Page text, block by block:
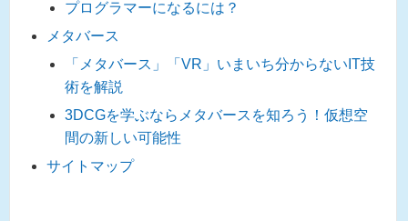
プログラマーになるには？
メタバース
「メタバース」「VR」いまいち分からないIT技
術を解説
3DCGを学ぶならメタバースを知ろう！仮想空
間の新しい可能性
サイトマップ